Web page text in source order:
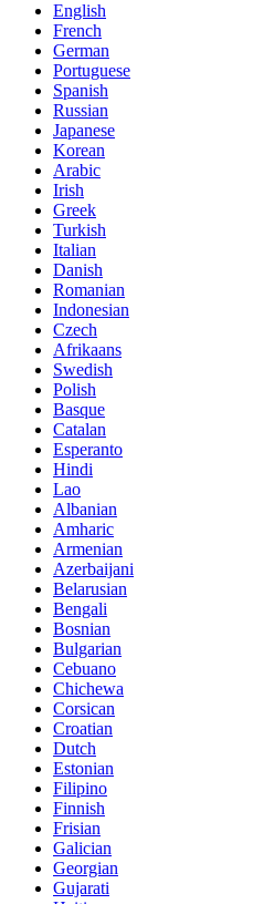
English
French
German
Portuguese
Spanish
Russian
Japanese
Korean
Arabic
Irish
Greek
Turkish
Italian
Danish
Romanian
Indonesian
Czech
Afrikaans
Swedish
Polish
Basque
Catalan
Esperanto
Hindi
Lao
Albanian
Amharic
Armenian
Azerbaijani
Belarusian
Bengali
Bosnian
Bulgarian
Cebuano
Chichewa
Corsican
Croatian
Dutch
Estonian
Filipino
Finnish
Frisian
Galician
Georgian
Gujarati